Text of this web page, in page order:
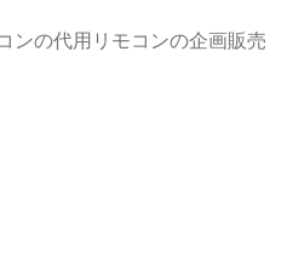
ンの代用リモコンの企画販売